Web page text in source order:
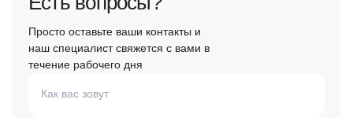
Просто оставьте ваши контакты и
наш специалист свяжется с вами в
течение рабочего дня
Как вас зовут